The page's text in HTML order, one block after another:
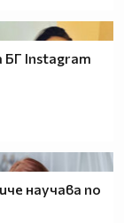
Instagram
научава по